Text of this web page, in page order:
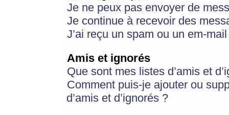
Je ne peux pas envoyer de
Je continue à recevoir des
J’ai reçu un spam ou un em-
Amis et ignorés
Que sont mes listes d’amis et
Comment puis-je ajouter ou
d’amis et d’ignorés ?